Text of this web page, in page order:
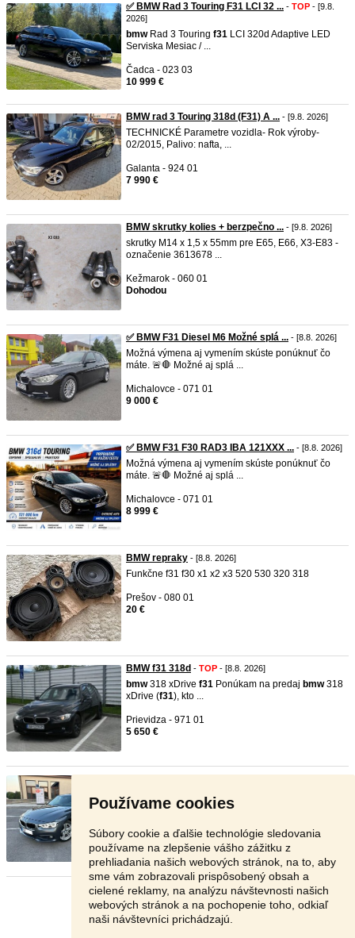
Používame cookies
Súbory cookie a ďalšie technológie sledovania
používame na zlepšenie vášho zážitku z
prehliadania našich webových stránok, na to, aby
sme vám zobrazovali prispôsobený obsah a
cielené reklamy, na analýzu návštevnosti našich
webových stránok a na pochopenie toho, odkiaľ
naši návštevníci prichádzajú.
✅ BMW Rad 3 Touring F31 LCI 32 ... - TOP - [9.8.
2026]
bmwRad 3 Touring f31 LCI 320d Adaptive LED
Serviska Mesiac / ...
Čadca - 023 03
10 999 €
BMW rad 3 Touring 318d (F31) A ... - [9.8. 2026]
TECHNICKÉ Parametre vozidla- Rok výroby-
02/2015, Palivo: nafta, ...
Galanta - 924 01
7 990 €
BMW skrutky kolies + berzpečno ... - [9.8. 2026]
skrutky M14 x 1,5 x 55mm pre E65, E66, X3-E83 -
označenie 3613678 ...
Kežmarok - 060 01
Dohodou
✅ BMW F31 Diesel M6 Možné splá ... - [8.8. 2026]
Možná výmena aj vymením skúste ponúknuť čo
máte. 🚨🛑 Možné aj splá ...
Michalovce - 071 01
9 000 €
✅ BMW F31 F30 RAD3 IBA 121XXX ... - [8.8. 2026]
Možná výmena aj vymením skúste ponúknuť čo
máte. 🚨🛑 Možné aj splá ...
Michalovce - 071 01
8 999 €
BMW repraky - [8.8. 2026]
Funkčne f31 f30 x1 x2 x3 520 530 320 318
Prešov - 080 01
20 €
BMW f31 318d - TOP - [8.8. 2026]
bmw318 xDrive f31 Ponúkam na predaj bmw318
xDrive (f31), kto ...
Prievidza - 971 01
5 650 €
Predám svoje bmw 320d (
8/2015 model 2016, vo ...
Košice - 040 18
Stránka: 1 2 3 Ďalšia